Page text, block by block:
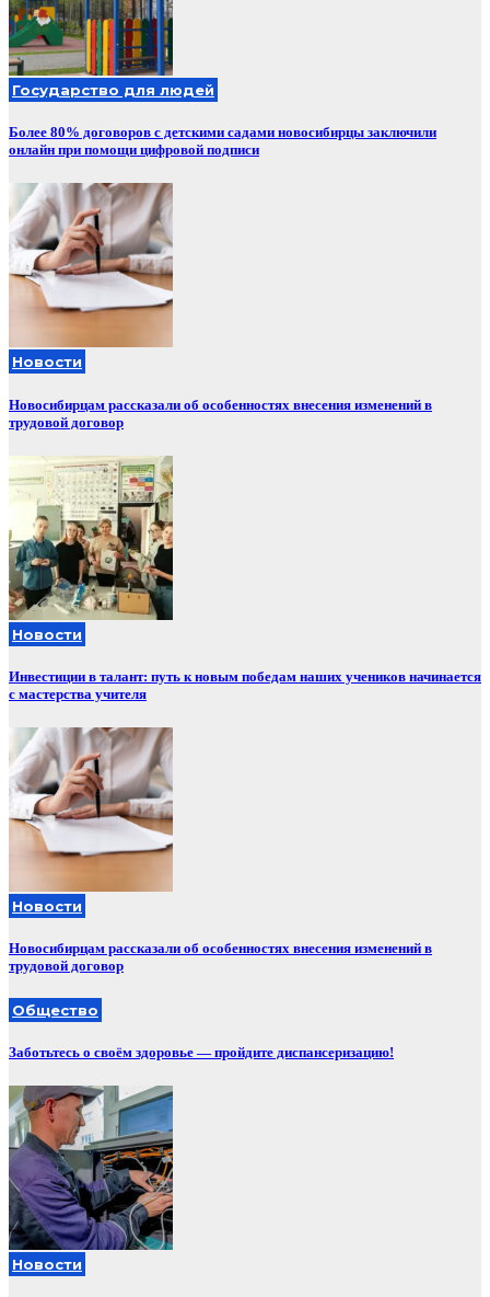
Государство для людей
Более 80% договоров с детскими садами новосибирцы заключили
онлайн при помощи цифровой подписи
Новости
Новосибирцам рассказали об особенностях внесения изменений в
трудовой договор
Новости
Инвестиции в талант: путь к новым победам наших учеников начинается
с мастерства учителя
Новости
Новосибирцам рассказали об особенностях внесения изменений в
трудовой договор
Общество
Заботьтесь о своём здоровье — пройдите диспансеризацию!
Новости